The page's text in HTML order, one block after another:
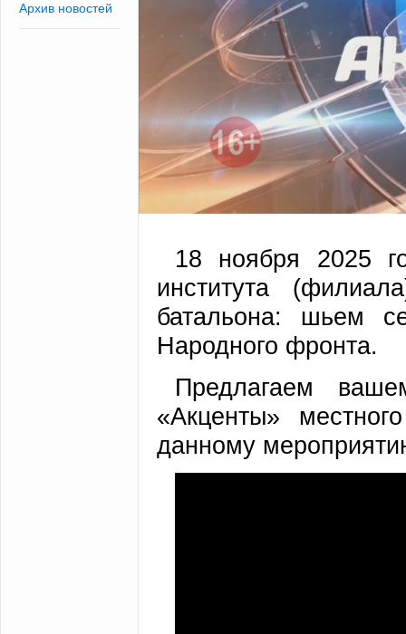
Архив новостей
18 ноября 2025
института
батальона: шьем
Народного фронта.
Предлагаем
«Акценты»
данному